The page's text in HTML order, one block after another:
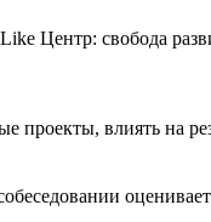
проекты, влиять на